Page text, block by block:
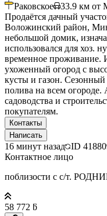
Раковское 33.9 км
Продаётся дачный
Воложинский район,
небольшой домик,
использовался для хоз.
временное проживание.
ухоженный огород с
кусты и газон. Сезонный
полива на всем огороде.
садоводства и
покупателям.
Контакты
Написать
16 минут назад ID
Контактное лицо
поблизости с с/т.
58 772 ƃ